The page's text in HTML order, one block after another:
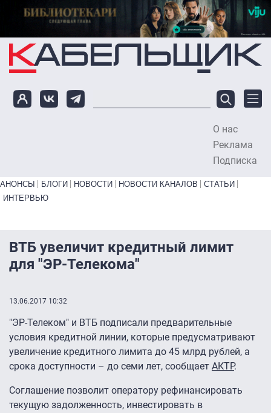
Перейти к основному содержанию
О нас
Реклама
Подписка
Primary links bottom
АНОНСЫ БЛОГИ НОВОСТИ НОВОСТИ КАНАЛОВ
СТАТЬИ
ИНТЕРВЬЮ
ВТБ увеличит кредитный лимит
для "ЭР-Телекома"
13.06.2017 10:32
"ЭР-Телеком" и ВТБ подписали предварительные
условия кредитной линии, которые предусматривают
увеличение кредитного лимита до 45 млрд рублей, а
срока доступности – до семи лет, сообщает АКТР.
Соглашение позволит оператору рефинансировать
текущую задолженность, инвестировать в